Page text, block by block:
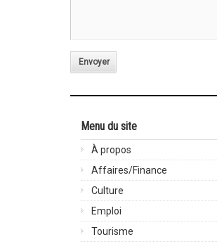
Envoyer
Menu du site
À propos
Affaires/Finance
Culture
Emploi
Tourisme